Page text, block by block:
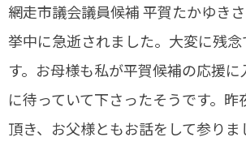
網走市議会議員候補 平賀たかゆき
挙中に急逝されました。大変に残
す。お母様も私が平賀候補の応援
に待っていて下さったそうです。昨
頂き、お父様ともお話をして参り